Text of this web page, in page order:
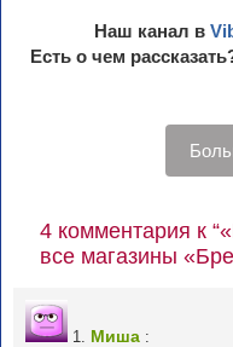
Наш канал в
Есть о чем
4 комментария к
все магазины
1. Миша :